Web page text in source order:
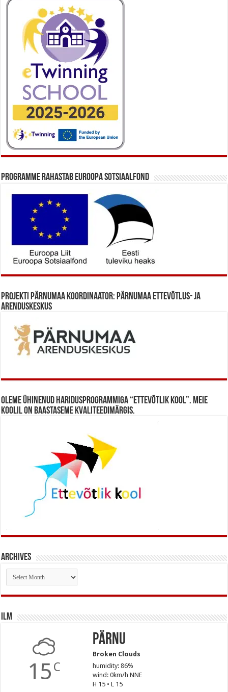
Programme rahastab Euroopa Sotsiaalfond
Projekti Pärnumaa koordinaator: Pärnumaa Ettevõtlus- ja
Arenduskeskus
Oleme ühinenud haridusprogrammiga “Ettevõtlik Kool”. Meie
koolil on baastaseme kvaliteedimärgis.
Archives
Archives
Ilm
15 C
Pärnu
Broken Clouds
humidity: 86%
wind: 0km/h NNE
H 15 • L 15